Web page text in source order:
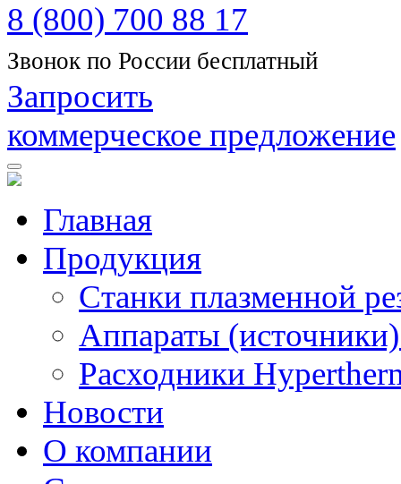
8 (800) 700 88 17
Звонок по России бесплатный
Запросить
коммерческое предложение
Главная
Продукция
Станки плазменной
Аппараты
Расходники
Новости
О компании